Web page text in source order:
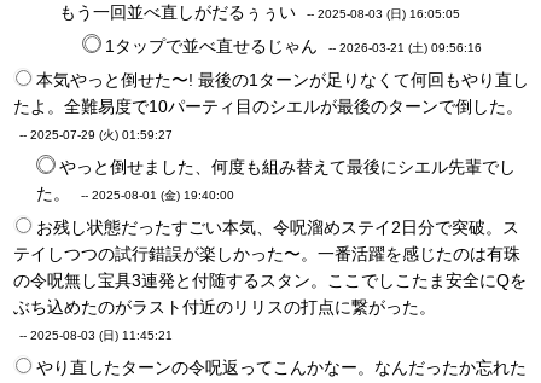
もう一回並べ直しがだるぅぅい
-- 2025-08-03 (日) 16:05:05
1タップで並べ直せるじゃん -- 2026-03-21 (土) 09:56:16
本気やっと倒せた〜! 最後の1ターンが足りなくて何回もやり直し
たよ。全難易度で10パーティ目のシエルが最後のターンで倒した。
-- 2025-07-29 (火) 01:59:27
やっと倒せました、何度も組み替えて最後にシエル先輩でし
た。
-- 2025-08-01 (金) 19:40:00
お残し状態だったすごい本気、令呪溜めステイ2日分で突破。ス
テイしつつの試行錯誤が楽しかった〜。一番活躍を感じたのは有珠
の令呪無し宝具3連発と付随するスタン。ここでしこたま安全にQを
ぶち込めたのがラスト付近のリリスの打点に繋がった。
-- 2025-08-03 (日) 11:45:21
やり直したターンの令呪返ってこんかなー。なんだったか忘れた